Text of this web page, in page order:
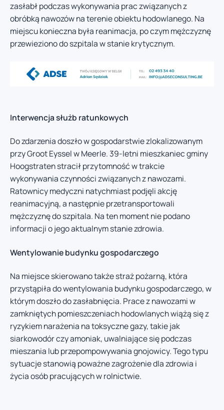
zasłabł podczas wykonywania prac związanych z
obróbką nawozów na terenie obiektu hodowlanego. Na
miejscu konieczna była reanimacja, po czym mężczyznę
przewieziono do szpitala w stanie krytycznym.
Interwencja służb ratunkowych
Do zdarzenia doszło w gospodarstwie zlokalizowanym
przy Groot Eyssel w Meerle. 39-letni mieszkaniec gminy
Hoogstraten stracił przytomność w trakcie
wykonywania czynności związanych z nawozami.
Ratownicy medyczni natychmiast podjęli akcję
reanimacyjną, a następnie przetransportowali
mężczyznę do szpitala. Na ten moment nie podano
informacji o jego aktualnym stanie zdrowia.
Wentylowanie budynku gospodarczego
Na miejsce skierowano także straż pożarną, która
przystąpiła do wentylowania budynku gospodarczego, w
którym doszło do zasłabnięcia. Prace z nawozami w
zamkniętych pomieszczeniach hodowlanych wiążą się z
ryzykiem narażenia na toksyczne gazy, takie jak
siarkowodór czy amoniak, uwalniające się podczas
mieszania lub przepompowywania gnojowicy. Tego typu
sytuacje stanowią poważne zagrożenie dla zdrowia i
życia osób pracujących w rolnictwie.